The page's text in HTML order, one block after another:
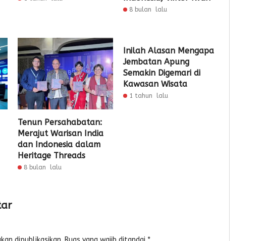
8 bulan lalu
Tenun Persahabatan:
Merajut Warisan India
dan Indonesia dalam
Heritage Threads
8 bulan lalu
Inilah Alasan Mengapa
Jembatan Apung
Semakin Digemari di
Kawasan Wisata
1 tahun lalu